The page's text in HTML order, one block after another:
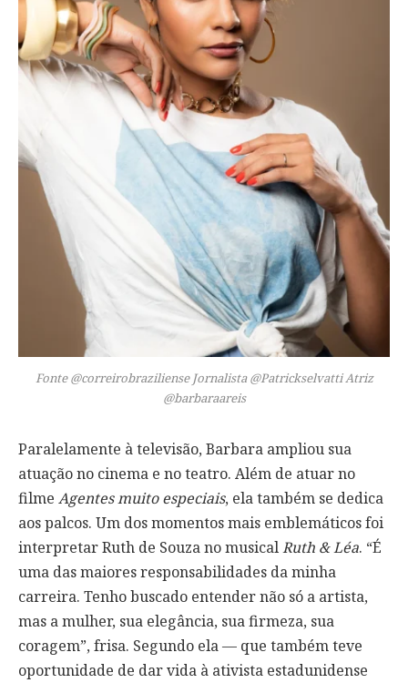
Fonte @correirobraziliense Jornalista @Patrickselvatti Atriz
@barbaraareis
Paralelamente à televisão, Barbara ampliou sua
atuação no cinema e no teatro. Além de atuar no
filme Agentes muito especiais, ela também se dedica
aos palcos. Um dos momentos mais emblemáticos foi
interpretar Ruth de Souza no musicalRuth & Léa. “É
uma das maiores responsabilidades da minha
carreira. Tenho buscado entender não só a artista,
mas a mulher, sua elegância, sua firmeza, sua
coragem”, frisa. Segundo ela — que também teve
oportunidade de dar vida à ativista estadunidense